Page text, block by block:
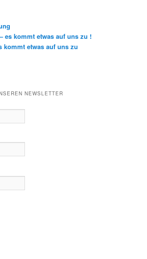
es kommt etwas auf uns zu !
kommt etwas auf uns zu
NEWSLETTER